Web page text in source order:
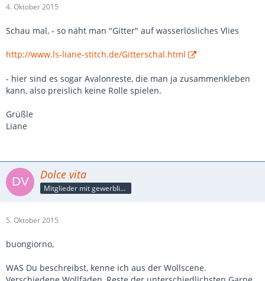
4. Oktober 2015
Schau mal, - so näht man "Gitter" auf wasserlösliches Vlies
http://www.ls-liane-stitch.de/Gitterschal.html
- hier sind es sogar Avalonreste, die man ja zusammenkleben
kann, also preislich keine Rolle spielen.
Grüßle
Liane
Dolce vita
Mitglieder mit gewerblicher Verbindung, auch als Mitarbeiter/in
5. Oktober 2015
buongiorno,
WAS Du beschreibst, kenne ich aus der Wollscene.